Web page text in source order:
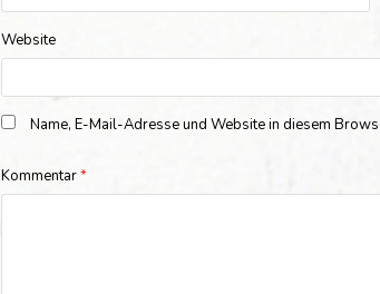
Website
Name, E-Mail-Adresse und Website in diesem
Kommentar*